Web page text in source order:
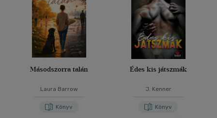
Másodszorra talán
Laura Barrow
Könyv
Édes kis játszmák
J. Kenner
Könyv